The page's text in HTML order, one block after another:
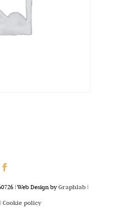
| Web Design byGraphlab|
Cookie policy